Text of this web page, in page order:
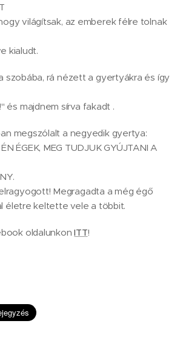
világítsak, az emberek félre tolnak
kialudt.
szobába, rá nézett a gyertyákra és így
és majdnem sírva fakadt .
megszólalt a negyedik gyertya:
ÉGEK, MEG TUDJUK GYÚJTANI A
Megragadta a még égő
életre keltette vele a többit.
oldalunkonITT!